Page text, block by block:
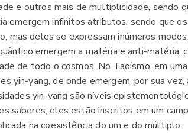
e outros mais de multiplicidade, sendo
emergem infinitos atributos, sendo que
mas deles se expressam inúmeros
emergem a matéria e anti-
de todo o cosmos. No Taoísmo, em
yin-yang, de onde emergem, por sua
yin-yang são níveis
saberes, eles estão inscritos em um
na coexistência do um e do múltiplo.